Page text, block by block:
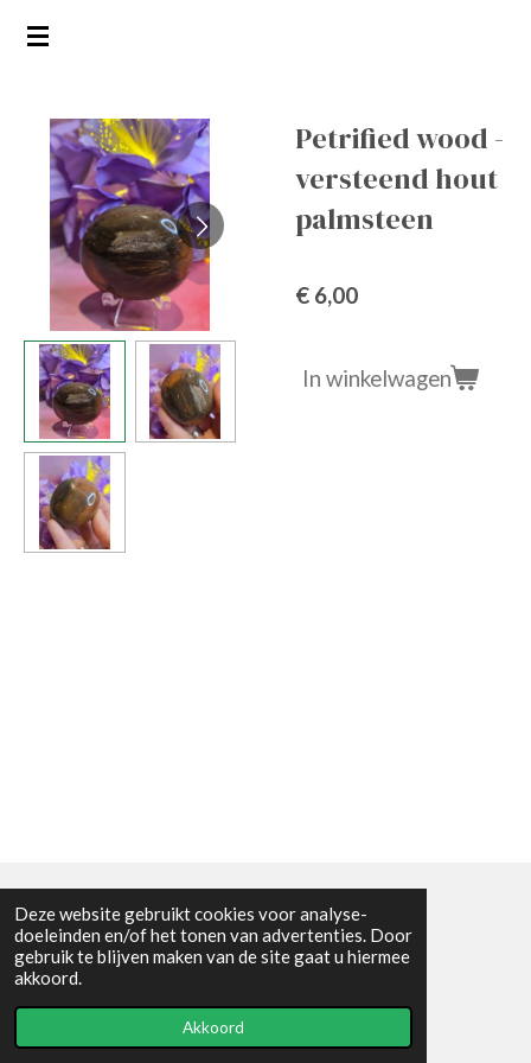
Deze website gebruikt cookies voor analyse-
doeleinden en/of het tonen van advertenties. Door
gebruik te blijven maken van de site gaat u hiermee
akkoord.
Akkoord
Ga
hoofdinhoud
Petrified wood -
versteend hout
palmsteen
€ 6,00
In winkelwagen
Algemene voorwaarden
© 2021 - RC en mineralenshop Het vlinderpad